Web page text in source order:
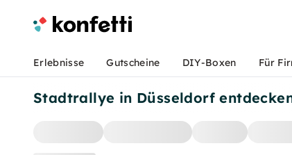
Stadtrallye in Düsseldorf
Erlebnisse Gutscheine DIY-Boxen Für